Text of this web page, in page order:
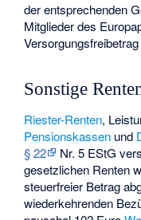
der entsprechenden
Mitglieder des
Sonstige
Riester-Renten,
Pensionskassen und
§ 22
Nr. 5 EStG
gesetzlichen Renten
steuerfreier Betrag
wiederkehrenden